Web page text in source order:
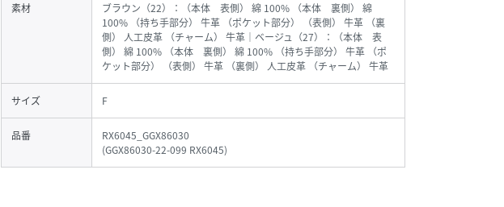
素材
ブラウン（22）：（本体 表側） 綿 100% （本体 裏側） 綿
100% （持ち手部分） 牛革 （ポケット部分） （表側） 牛革 （裏
側） 人工皮革 （チャーム） 牛革｜ベージュ（27）：（本体 表
側） 綿 100% （本体 裏側） 綿 100% （持ち手部分） 牛革 （ポ
ケット部分） （表側） 牛革 （裏側） 人工皮革 （チャーム） 牛革
サイズ F
品番
RX6045_GGX86030
(GGX86030-22-099 RX6045)